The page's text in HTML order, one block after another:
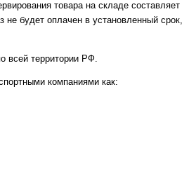
товара на складе составляет
не будет оплачен в установленный срок,
всей территории РФ.
компаниями как: